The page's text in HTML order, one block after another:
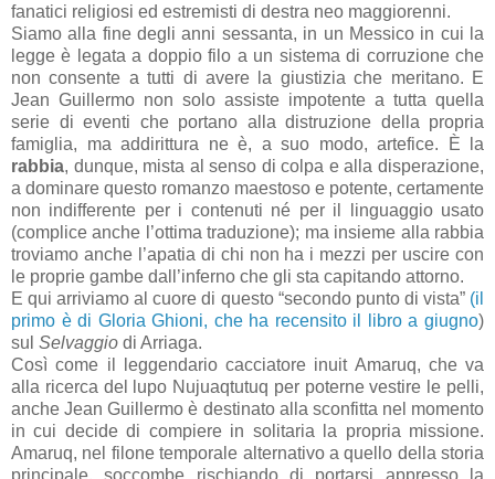
fanatici religiosi ed estremisti di destra neo maggiorenni.
Siamo alla fine degli anni sessanta, in un Messico in cui la
legge è legata a doppio filo a un sistema di corruzione che
non consente a tutti di avere la giustizia che meritano. E
Jean Guillermo non solo assiste impotente a tutta quella
serie di eventi che portano alla distruzione della propria
famiglia, ma addirittura ne è, a suo modo, artefice. È la
rabbia, dunque, mista al senso di colpa e alla disperazione,
a dominare questo romanzo maestoso e potente, certamente
non indifferente per i contenuti né per il linguaggio usato
(complice anche l’ottima traduzione); ma insieme alla rabbia
troviamo anche l’apatia di chi non ha i mezzi per uscire con
le proprie gambe dall’inferno che gli sta capitando attorno.
E qui arriviamo al cuore di questo “secondo punto di vista” (il
primo è di Gloria Ghioni, che ha recensito il libro a giugno)
sul Selvaggio di Arriaga.
Così come il leggendario cacciatore inuit Amaruq, che va
alla ricerca del lupo Nujuaqtutuq per poterne vestire le pelli,
anche Jean Guillermo è destinato alla sconfitta nel momento
in cui decide di compiere in solitaria la propria missione.
Amaruq, nel filone temporale alternativo a quello della storia
principale, soccombe rischiando di portarsi appresso la